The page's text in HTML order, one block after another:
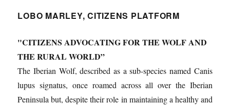
LOBO MARLEY, CITIZENS PLATFORM
"CITIZENS ADVOCATING FOR THE WOLF AND
THE RURAL WORLD”
The Iberian Wolf, described as a sub-species named Canis
lupus signatus, once roamed across all over the Iberian
Peninsula but, despite their role in maintaining a healthy and